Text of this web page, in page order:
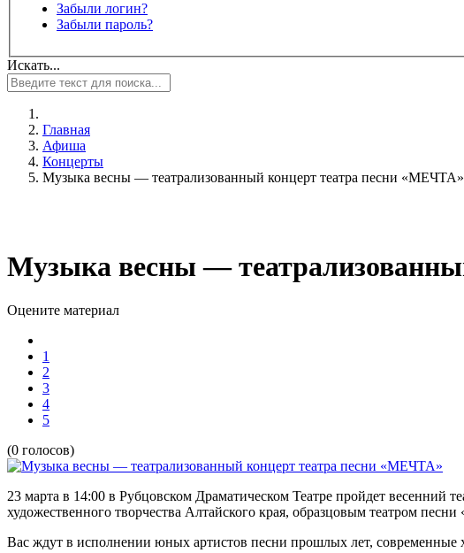
Забыли логин?
Забыли пароль?
Искать...
Главная
Афиша
Концерты
Музыка весны — театрализованный концерт театра песни «МЕЧТА»
Музыка весны —
Оцените материал
1
2
3
4
5
(0 голосов)
23 марта в 14:00 в Рубцовском Драматическом Театре пройдет весенний
художественного творчества Алтайского края, образцовым театром
Вас ждут в исполнении юных артистов песни прошлых лет, современные